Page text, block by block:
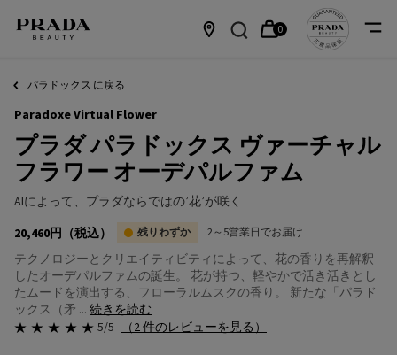
報
0
0 カート内の製品
パラドックス に戻る
Paradoxe Virtual Flower
プラダ パラドックス ヴァーチャル
フラワー オーデパルファム
AIによって、プラダならではの’花’が咲く
20,460円 （税込） 残りわずか 2～5営業日でお届け
テクノロジーとクリエイティビティによって、花の香りを再解釈
したオーデパルファムの誕生。 花が持つ、軽やかで活き活きとし
たムードを演出する、フローラルムスクの香り。 新たな「パラド
ックス（矛 ... 続きを読む
5/5 （2 件のレビューを見る）